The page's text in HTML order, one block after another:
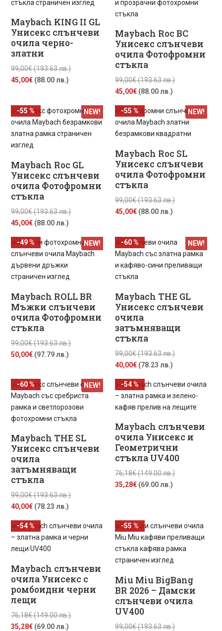
лв.). лв.).
Maybach KING II GL
Унисекс слънчеви
очила черно-
златни
99,00€(193.63 лв.)Original
(193.63
лв.).
45,00€ (88.00 лв.)
45,00€
(88.00
лв.).
Maybach Roc BC
Унисекс слънчеви
очила Фотофромни
стъкла
99,00€(193.63 лв.)Original
99,00€
(193.63
лв.).
45,00€ (88.00 лв.)
е:
45,00€
(88.00
Maybach Roc GL
Унисекс слънчеви
очила Фотофромни
стъкла
NEW!
99,00€(193.63 лв.)Original
99,00€
(193.63
45,00€ (88.00 лв.)
е:
45,00€
лв.).
-55 %
Maybach Roc SL
Унисекс слънчеви
очила Фотофромни
стъкла
NEW!
99,00€(193.63 лв.)Original
(193.63
лв.).
45,00€ (88.00 лв.)
45,00€
(88.00
лв.).
-55 %
Maybach ROLL BR
Мъжки слънчеви
очила Фотофромни
стъкла
NEW!
99,00€(193.63 лв.)Original
(193.63
лв.).
50,00€ (97.79 лв.)
50,00€
(97.79
лв.).
-49 %
Maybach THE GL
Унисекс слънчеви
очила
затъмняващи
стъкла
NEW!
99,00€(193.63 лв.)Original
99,00€
(193.63
лв.).
40,00€ (78.23 лв.)
е:
40,00€
(78.23
-60 %
Maybach THE SL
Унисекс слънчеви
очила
затъмняващи
стъкла
NEW!
99,00€(193.63 лв.)Original
99,00€
(193.63
40,00€ (78.23 лв.)
е:
40,00€
-60 %
Maybach слънчеви
очила Унисекс и
Геометрични
стъкла UV400
76,18€(149.00 лв.)Original
лв.).
35,28€ (69.00 лв.)
(69.00
лв.).
-54 %
Maybach слънчеви
очила Унисекс с
ромбоидни черни
лещи
76,18€(149.00 лв.)Original
35,28€ (69.00 лв.)
-54 %
Miu Miu BigBang
BR 2026 – Дамски
слънчеви очила
UV400
99,00€(193.63 лв.)Original
-55 %